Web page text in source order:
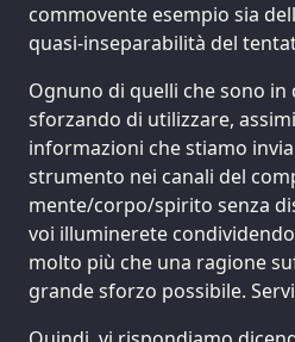
commovente esempio sia
quasi-inseparabilità del
Ognuno di quelli che sono
sforzando di utilizzare,
informazioni che stiamo
strumento nei canali del
mente/corpo/spirito senza
voi illuminerete
molto più che una ragione
grande sforzo possibile.